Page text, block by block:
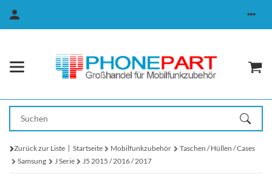
Zurück zur Liste Startseite Mobilfunkzubehör
Taschen / Hüllen / Cases
Samsung
J Serie J5 2015 / 2016 / 2017